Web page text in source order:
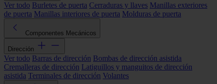
Ver todo Burletes de puerta Cerraduras y llaves Manillas exteriores
de puerta Manillas interiores de puerta Molduras de puerta
Componentes Mecánicos
Dirección
Ver todo Barras de dirección Bombas de dirección asistida
Cremalleras de dirección Latiguillos y manguitos de dirección
asistida Terminales de dirección Volantes